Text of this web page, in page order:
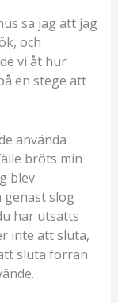
sa jag att jag
och
vi åt hur
en stege att
använda
bröts min
blev
genast slog
har utsatts
inte att sluta,
sluta förrän